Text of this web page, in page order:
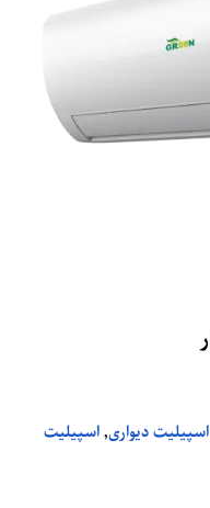
اسپیلیت دیواری,اسپیلیت